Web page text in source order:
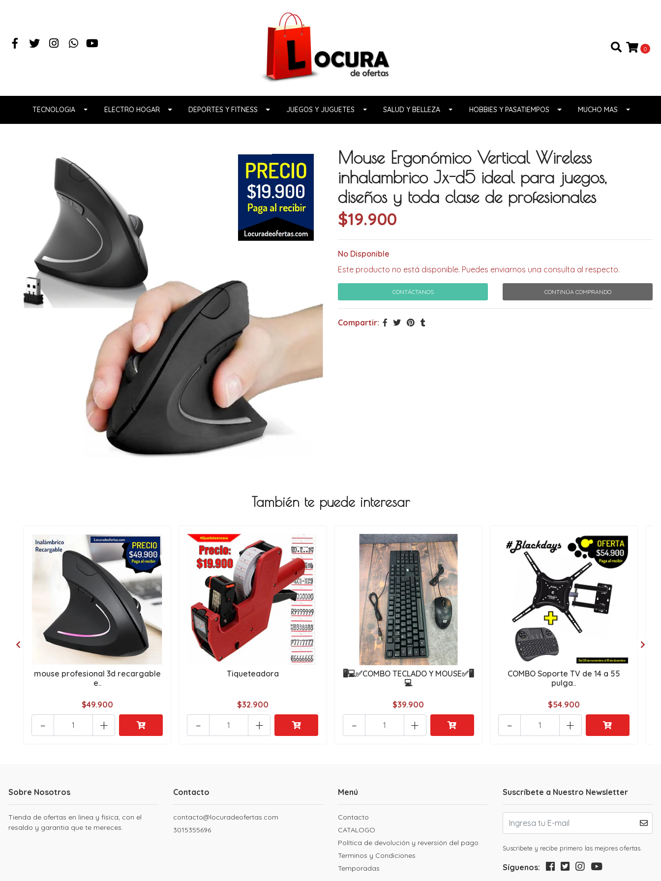
0
TECNOLOGIA ELECTRO HOGAR DEPORTES Y FITNESS JUEGOS Y JUGUETES SALUD Y BELLEZA HOBBIES Y PASATIEMPOS MUCHO MAS
Mouse Ergonómico Vertical Wireless
inhalambrico Jx-d5 ideal para juegos,
diseños y toda clase de profesionales
$19.900
No Disponible
Este producto no está disponible. Puedes enviarnos una consulta al respecto.
CONTÁCTANOS CONTINÚA COMPRANDO
Compartir:
También te puede interesar
mouse profesional 3d recargable
e..
$49.900
+
-
Tiqueteadora
$32.900
+
-
🖥️💻✅COMBO TECLADO Y MOUSE✅🖥️
💻
$39.900
+
-
COMBO Soporte TV de 14 a 55
pulga..
$54.900
+
-
Sobre Nosotros
Tienda de ofertas en linea y fisica, con el
resaldo y garantia que te mereces.
Contacto
contacto@locuradeofertas.com
3015355696
Menú
Contacto
CATALOGO
Política de devolución y reversión del pago
Terminos y Condiciones
Temporadas
Suscríbete a Nuestro Newsletter
Suscribete y recibe primero las mejores ofertas.
Síguenos: